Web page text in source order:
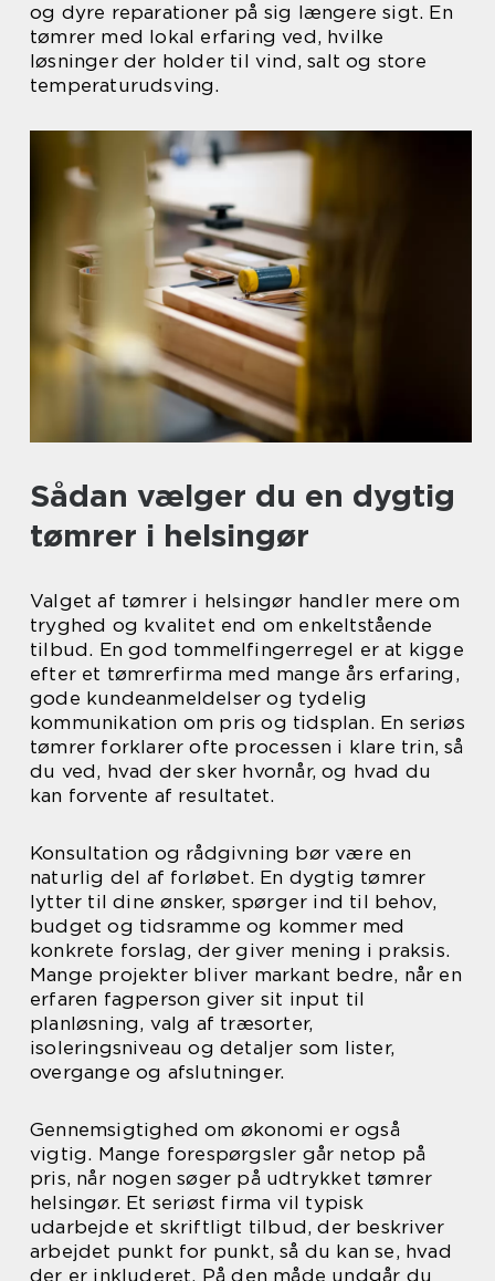
og dyre reparationer på sig længere sigt. En
tømrer med lokal erfaring ved, hvilke
løsninger der holder til vind, salt og store
temperaturudsving.
Sådan vælger du en dygtig
tømrer i helsingør
Valget af tømrer i helsingør handler mere om
tryghed og kvalitet end om enkeltstående
tilbud. En god tommelfingerregel er at kigge
efter et tømrerfirma med mange års erfaring,
gode kundeanmeldelser og tydelig
kommunikation om pris og tidsplan. En seriøs
tømrer forklarer ofte processen i klare trin, så
du ved, hvad der sker hvornår, og hvad du
kan forvente af resultatet.
Konsultation og rådgivning bør være en
naturlig del af forløbet. En dygtig tømrer
lytter til dine ønsker, spørger ind til behov,
budget og tidsramme og kommer med
konkrete forslag, der giver mening i praksis.
Mange projekter bliver markant bedre, når en
erfaren fagperson giver sit input til
planløsning, valg af træsorter,
isoleringsniveau og detaljer som lister,
overgange og afslutninger.
Gennemsigtighed om økonomi er også
vigtig. Mange forespørgsler går netop på
pris, når nogen søger på udtrykket tømrer
helsingør. Et seriøst firma vil typisk
udarbejde et skriftligt tilbud, der beskriver
arbejdet punkt for punkt, så du kan se, hvad
der er inkluderet. På den måde undgår du